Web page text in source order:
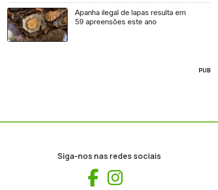
Apanha ilegal de lapas resulta em
59 apreensões este ano
PUB
Siga-nos nas redes sociais
Facebook